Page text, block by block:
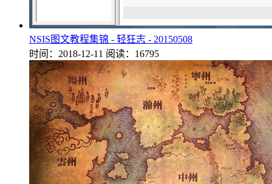
NSIS图文教程集锦 - 轻狂志 - 20150508
时间：2018-12-11 阅读：16795